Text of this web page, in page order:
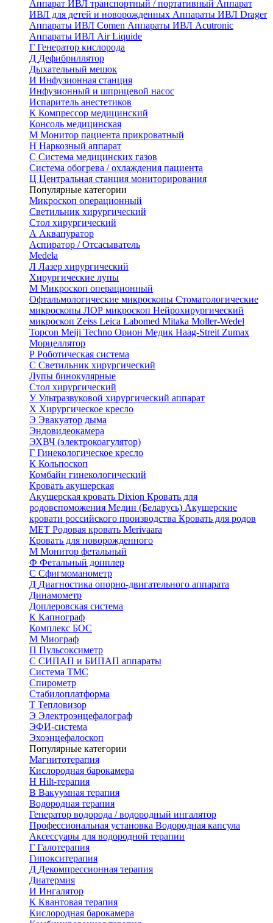
Аппарат ИВЛ транспортный / портативный Аппарат
ИВЛ для детей и новорожденных Аппараты ИВЛ Drager
Аппараты ИВЛ Comen Аппараты ИВЛ Acutronic
Аппараты ИВЛ Air Liquide
Г Генератор кислорода
Д Дефибриллятор
Дыхательный мешок
И Инфузионная станция
Инфузионный и шприцевой насос
Испаритель анестетиков
К Компрессор медицинский
Консоль медицинская
М Монитор пациента прикроватный
Н Наркозный аппарат
С Система медицинских газов
Система обогрева / охлаждения пациента
Ц Центральная станция мониторирования
Популярные категории
Микроскоп операционный
Светильник хирургический
Стол хирургический
А Аквапуратор
Аспиратор / Отсасыватель
Medela
Л Лазер хирургический
Хирургические лупы
М Микроскоп операционный
Офтальмологические микроскопы Стоматологические
микроскопы ЛОР микроскоп Нейрохирургический
микроскоп Zeiss Leica Labomed Mitaka Moller-Wedel
Topcon Meiji Techno Орион Медик Haag-Streit Zumax
Морцеллятор
Р Роботическая система
С Светильник хирургический
Лупы бинокулярные
Стол хирургический
УУльтразвуковой хирургический аппарат
Х Хирургическое кресло
Э Эвакуатор дыма
Эндовидеокамера
ЭХВЧ (электрокоагулятор)
Г Гинекологическое кресло
К Кольпоскоп
Комбайн гинекологический
Кровать акушерская
Акушерская кровать Dixion Кровать для
родовспоможения Медин (Беларусь) Акушерские
кровати российского производства Кровать для родов
МЕТ Родовая кровать Merivaara
Кровать для новорожденного
М Монитор фетальный
Ф Фетальный допплер
C Cфигмоманометр
Д Диагностика опорно-двигательного аппарата
Динамометр
Доплеровская система
К Капнограф
Комплекс БОС
М Миограф
П Пульсоксиметр
С СИПАП и БИПАП аппараты
Система ТМС
Спирометр
Стабилоплатформа
Т Тепловизор
Э Электроэнцефалограф
ЭФИ-система
Эхоэнцефалоскоп
Популярные категории
Магнитотерапия
Кислородная барокамера
H Hilt-терапия
В Вакуумная терапия
Водородная терапия
Генератор водорода / водородный ингалятор
Профессиональная установка Водородная капсула
Аксессуары для водородной терапии
Г Галотерапия
Гипокситерапия
Д Декомпрессионная терапия
Диатермия
И Ингалятор
К Квантовая терапия
Кислородная барокамера